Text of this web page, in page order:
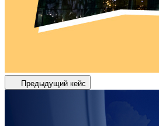
Предыдущий кейс